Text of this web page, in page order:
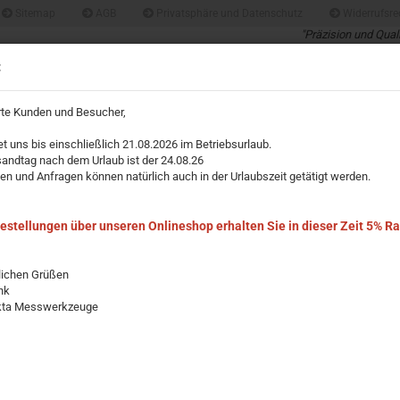
Kunden und Besucher,
uns bis einschließlich 21.08.2026 im Betriebsurlaub.
nach dem Urlaub ist der 24.08.26
und Anfragen können natürlich auch in der Urlaubszeit getätigt werden.
über unseren Onlineshop erhalten Sie in dieser Zeit 5%
Grüßen
Messwerkzeuge
"Präzision und
IMPRESSUM
» Sets / Specials » Bleistifte
Sortieren nach
Sortieren nach